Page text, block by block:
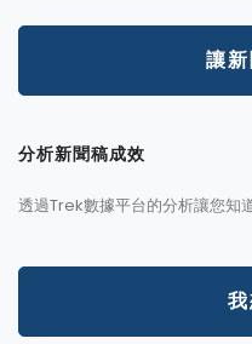
讓
分析新聞稿成效
透過Trek數據平台的分析讓您知